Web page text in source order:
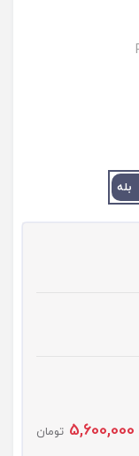
بله
5,600,000 تومان